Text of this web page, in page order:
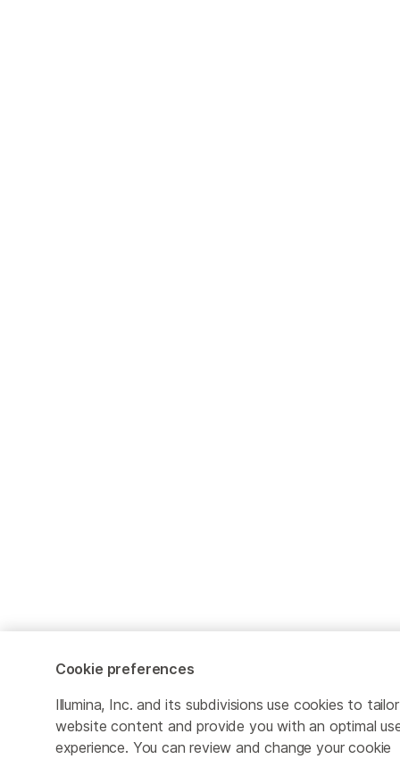
Cookie preferences
Illumina, Inc. and its subdivisions use cookies to tailor
website content and provide you with an optimal
experience. You can review and change your cookie